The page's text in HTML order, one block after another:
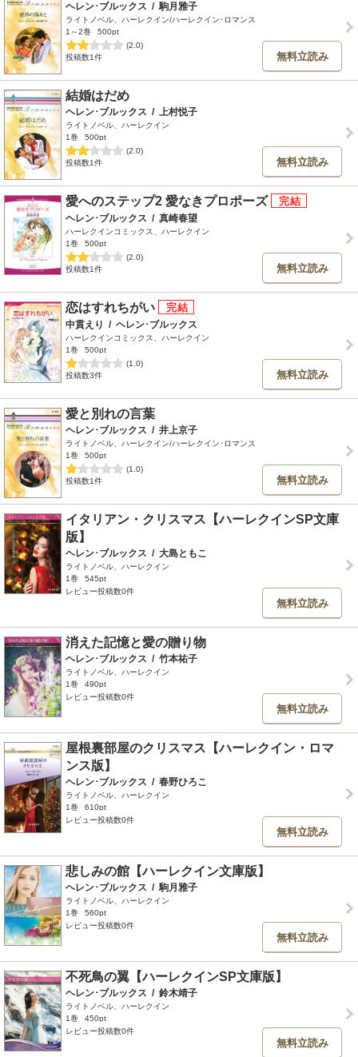
ヘレン･ブルックス / 駒月雅子
ライトノベル、ハーレクイン/ハーレクイン･ロマンス
1～2巻
500pt
(2.0)
投稿数1件
無料立読み
結婚はだめ
ヘレン･ブルックス / 上村悦子
ライトノベル、ハーレクイン
1巻
500pt
(2.0)
投稿数1件
無料立読み
愛へのステップ2 愛なきプロポーズ
ヘレン･ブルックス / 真崎春望
ハーレクインコミックス、ハーレクイン
1巻
500pt
(2.0)
投稿数1件
無料立読み
恋はすれちがい
中貫えり / ヘレン･ブルックス
ハーレクインコミックス、ハーレクイン
1巻
500pt
(1.0)
投稿数3件
無料立読み
愛と別れの言葉
ヘレン･ブルックス / 井上京子
ライトノベル、ハーレクイン/ハーレクイン･ロマンス
1巻
500pt
(1.0)
投稿数1件
無料立読み
イタリアン・クリスマス【ハーレクインSP文庫
版】
ヘレン･ブルックス / 大島ともこ
ライトノベル、ハーレクイン
1巻
545pt
レビュー投稿数0件
無料立読み
消えた記憶と愛の贈り物
ヘレン･ブルックス / 竹本祐子
ライトノベル、ハーレクイン
1巻
490pt
レビュー投稿数0件
無料立読み
屋根裏部屋のクリスマス【ハーレクイン・ロマ
ンス版】
ヘレン･ブルックス / 春野ひろこ
ライトノベル、ハーレクイン
1巻
610pt
レビュー投稿数0件
無料立読み
悲しみの館【ハーレクイン文庫版】
ヘレン･ブルックス / 駒月雅子
ライトノベル、ハーレクイン
1巻
560pt
レビュー投稿数0件
無料立読み
不死鳥の翼【ハーレクインSP文庫版】
ヘレン･ブルックス / 鈴木靖子
ライトノベル、ハーレクイン
1巻
450pt
レビュー投稿数0件
無料立読み